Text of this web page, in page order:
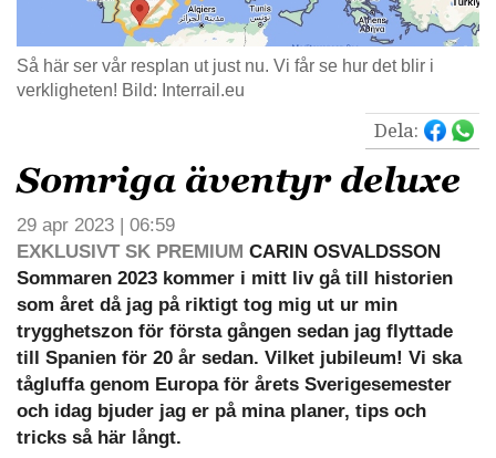
Så här ser vår resplan ut just nu. Vi får se hur det blir i
verkligheten! Bild: Interrail.eu
Dela:
Somriga äventyr deluxe
29 apr 2023 | 06:59
EXKLUSIVT SK PREMIUM CARIN OSVALDSSON
Sommaren 2023 kommer i mitt liv gå till historien
som året då jag på riktigt tog mig ut ur min
trygghetszon för första gången sedan jag flyttade
till Spanien för 20 år sedan. Vilket jubileum! Vi ska
tågluffa genom Europa för årets Sverigesemester
och idag bjuder jag er på mina planer, tips och
tricks så här långt.